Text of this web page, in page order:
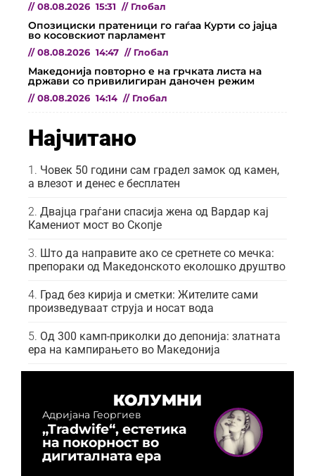
// 08.08.2026 15:31 // Глобал
Опозициски пратеници го гаѓаа Курти со јајца
во косовскиот парламент
// 08.08.2026 14:47 // Глобал
Македонија повторно е на грчката листа на
држави со привилигиран даночен режим
// 08.08.2026 14:14 // Глобал
Најчитано
Човек 50 години сам градел замок од камен,
а влезот и денес е бесплатен
Двајца граѓани спасија жена од Вардар кај
Камениот мост во Скопје
Што да направите ако се сретнете со мечка:
препораки од Македонското еколошко друштво
Град без кирија и сметки: Жителите сами
произведуваат струја и носат вода
Од 300 камп-приколки до депонија: златната
ера на кампирањето во Македонија
КОЛУМНИ
Адријана Георгиев
„Tradwife“, естетика
на покорност во
дигиталната ера